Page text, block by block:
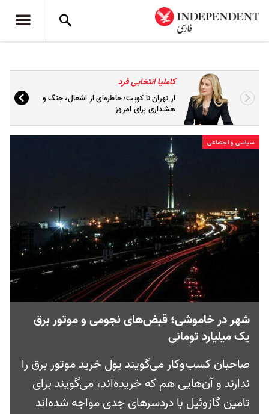
کاملیا انتخابی فرد
از تهران تا کویت؛ خاطره‌ای از اشغال، جنگ و
هشداری برای امروز
سیاسی و اجتماعی
شهر در خاموشی؛ قبض‌های نجومی و موتور برق
یک میلیارد تومانی
صاحبان کسب‌وکار می‌گویند پول خرید موتور برق را
ندارند و آن‌هایی هم که خریده‌اند، می‌گویند برای
تامین گازوئیل با دردسرهای جدی مواجه شده‌اند